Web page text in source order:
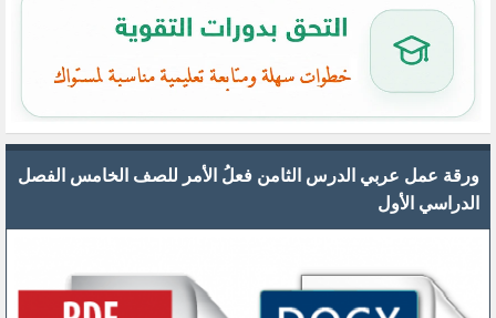
ورقة عمل عربي الدرس الثامن فعلُ الأمر للصف الخامس الفصل
الدراسي الأول